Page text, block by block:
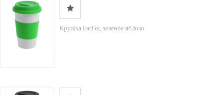
Кружка FarFor, зеленое яблоко